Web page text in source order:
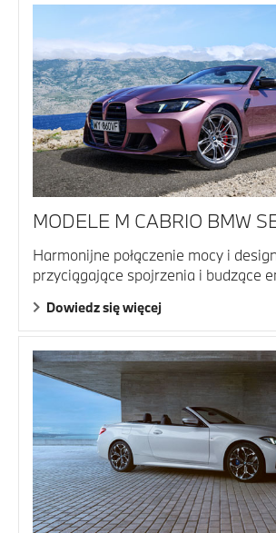
MODELE M CABRIO BMW
Harmonijne połączenie mocy i
przyciągające spojrzenia i budzące
Dowiedz się więcej